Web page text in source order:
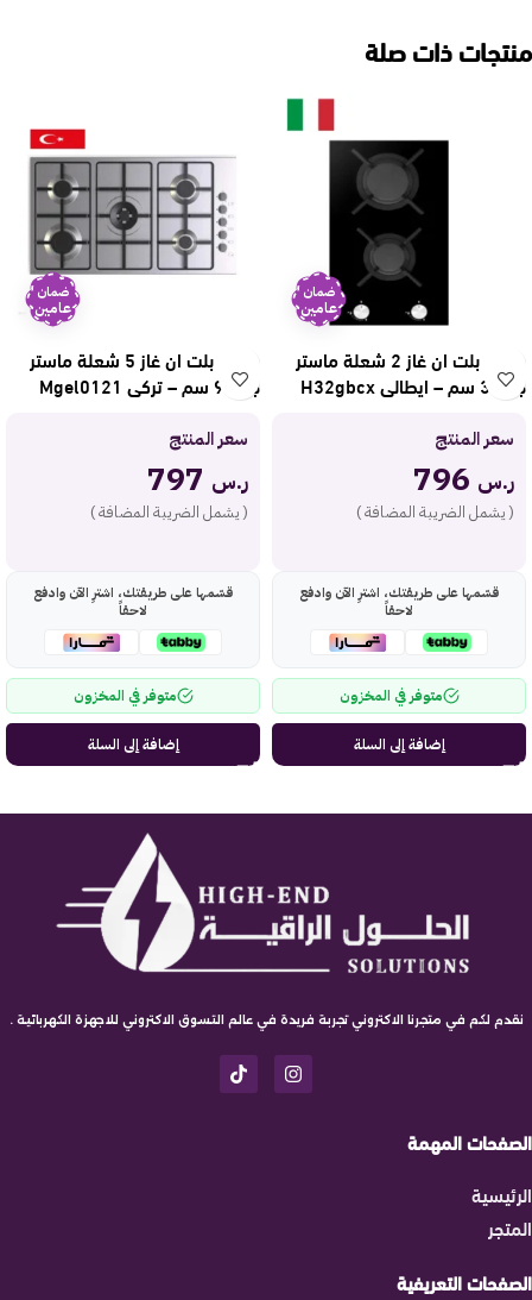
منتجات ذات صلة
ضمان
عامين
سطح بلت ان غاز 2 شعلة ماستر
جاز 30 سم – ايطالي H32gbcx
سعر المنتج
ر.س
( يشمل الضريبة المضافة )
قسّمها على طريقتك، اشترِ الآن وادفع
لاحقاً
متوفر في المخزون
إضافة إلى السلة
ضمان
عامين
سطح بلت ان غاز 5 شعلة ماستر
جاز 90 سم – تركي Mgel0121
سعر المنتج
ر.س
( يشمل الضريبة المضافة )
قسّمها على طريقتك، اشترِ الآن وادفع
لاحقاً
متوفر في المخزون
إضافة إلى السلة
نقدم لكم في متجرنا الاكتروني تجربة فريدة في عالم التسوق الاكتروني للاجهزة الكهربائية .
الصفحات المهمة
الرئيسية
المتجر
الصفحات التعريفية